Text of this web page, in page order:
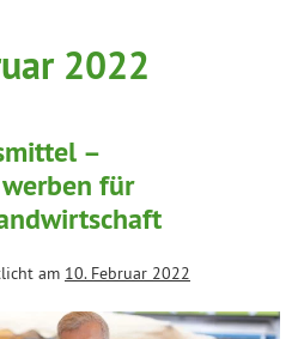
2022
–
werben für
am 10. Februar 2022